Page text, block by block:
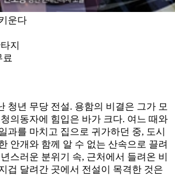
운다
지
료
청년 무당 전설. 용함의 비결은 그가 모
의동자에 힘입은 바가 크다. 여느 때와
과를 마치고 집으로 귀가하던 중, 도시
안개와 함께 알 수 없는 산속으로 끌려
스러운 분위기 속, 근처에서 들려온 비
겁 달려간 곳에서 전설이 목격한 것은